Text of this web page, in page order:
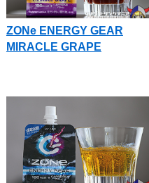
ZONe ENERGY GEAR
MIRACLE GRAPE